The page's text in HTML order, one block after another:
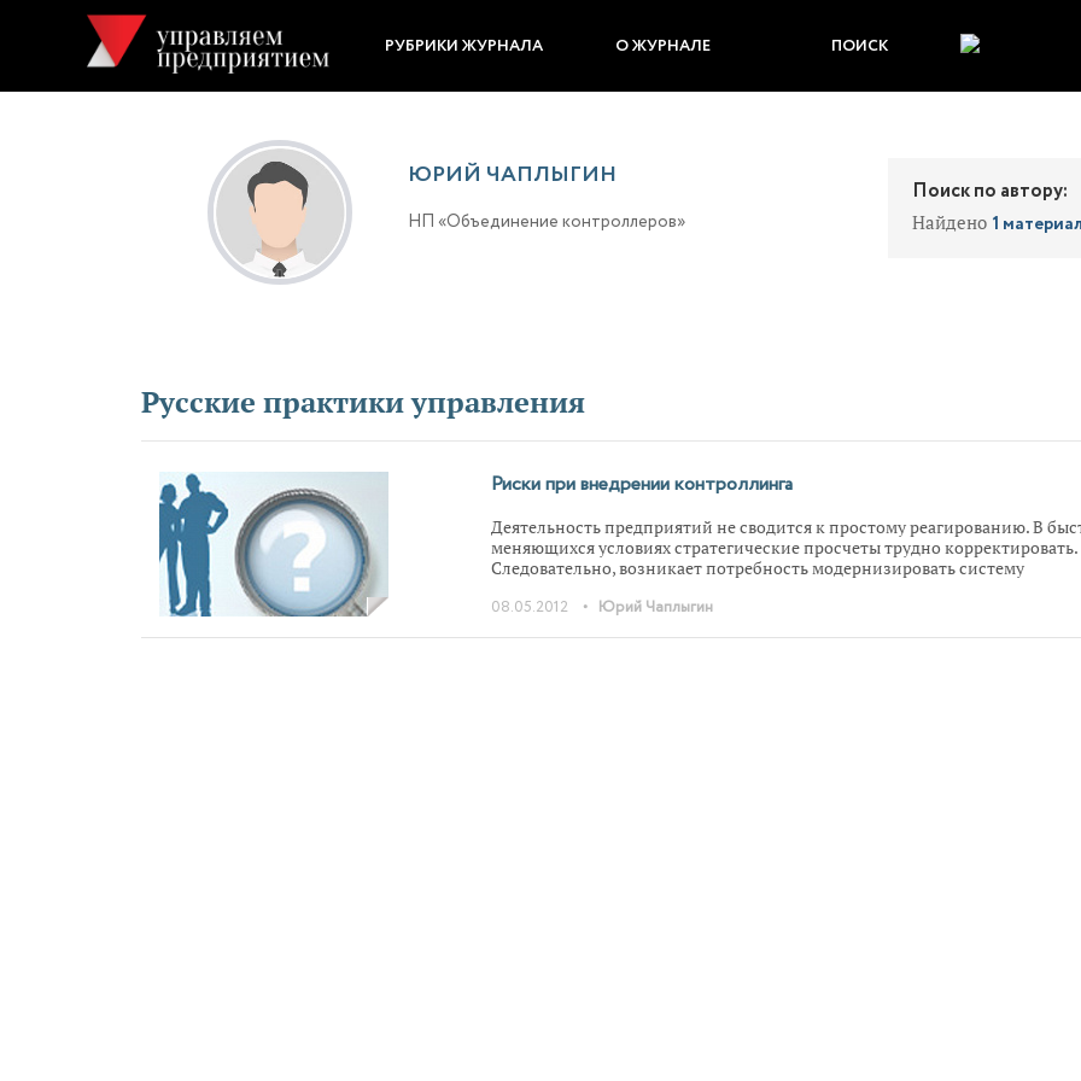
РУБРИКИ ЖУРНАЛА О ЖУРНАЛЕ ПОИСК
ЮРИЙ ЧАПЛЫГИН
НП «Объединение контроллеров»
Поиск по автору:
Найдено 1
Русские практики управления
Риски при внедрении контроллинга
Деятельность предприятий не сводится к простому реагированию. В
меняющихся условиях стратегические просчеты трудно корректировать.
Следовательно, возникает потребность модернизировать систему
эффективных управленческих решений компании применяют
08.05.2012 • Юрий Чаплыгин